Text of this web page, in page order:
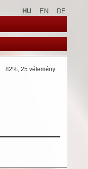
HU EN DE
82%,25 vélemény